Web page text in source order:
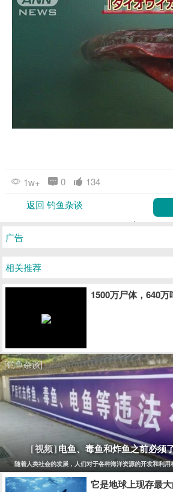
1w+ 0
134
返回 钓鱼杂谈
广告
相关推荐
1500万尸体，640
[钓鱼杂谈]
[视频]电鱼、毒鱼和炸鱼之前必须
随着人类社会的发展，人们对于各种海洋资源的开发和利
它是地球上现存最